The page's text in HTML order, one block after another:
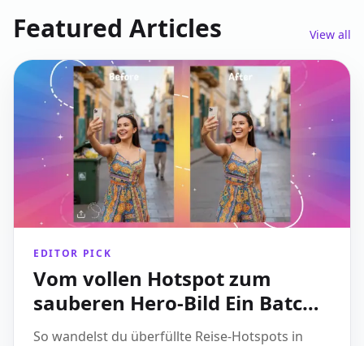
Featured Articles View all
EDITOR PICK
Vom vollen Hotspot zum
sauberen Hero-Bild Ein Batch-
Workflow für Travel Creators
So wandelst du überfüllte Reise-Hotspots in